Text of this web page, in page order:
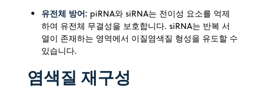
유전체 방어: piRNA와 siRNA는 전이성 요소를 억제
하여 유전체 무결성을 보호합니다. siRNA는 반복 서
열이 존재하는 영역에서 이질염색질 형성을 유도할 수
있습니다.
염색질 재구성